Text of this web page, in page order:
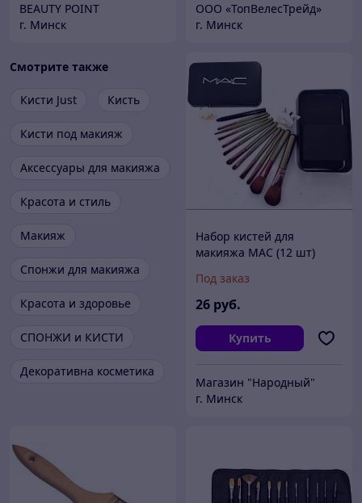
BEAUTY POINT
г. Минск
ООО «ТопВелесТрейд»
г. Минск
Смотрите также
Кисти Just Кисть
Кисти под макияж
Аксессуары для макияжа
Красота и стиль
Макияж
Спонжи для макияжа
Красота и здоровье
СПОНЖИ и КИСТИ
Декоративна косметика
Набор кистей для
макияжа MAC (12 шт)
Под заказ
26 руб.
Купить
Магазин "Народный"
г. Минск